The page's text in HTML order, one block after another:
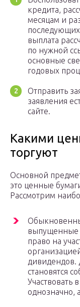
кредита,
месяцам и
выплата
по нужной
основные
годовых
Отправить
заявления
сайте.
Какими
торгуют
Основной
это ценные
Рассмотрим
выпущенные
право на
становятся
Участвовать
однозначно,